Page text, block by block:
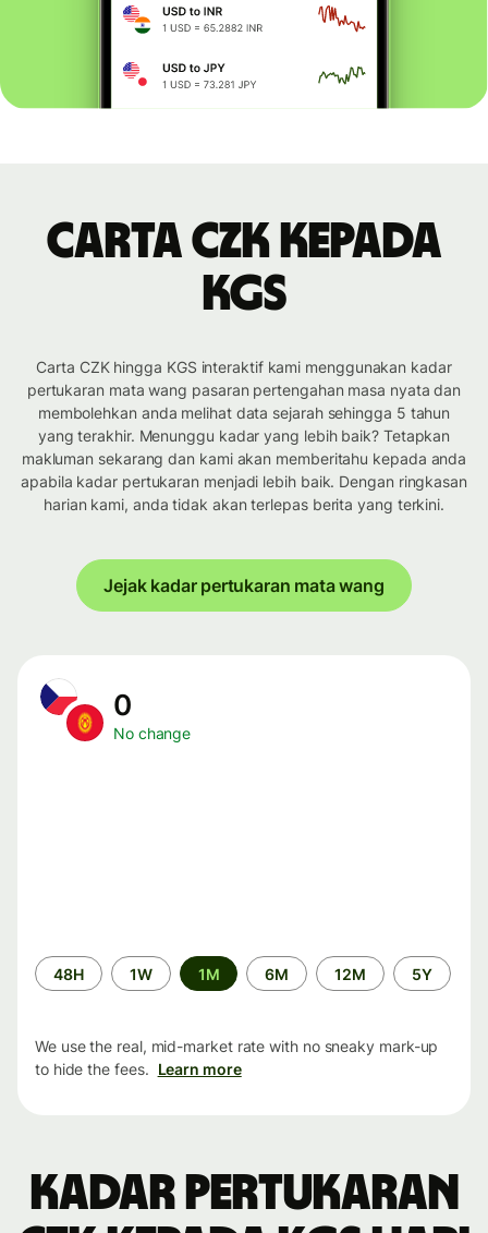
Carta CZK kepada
KGS
Carta CZK hingga KGS interaktif kami menggunakan kadar
pertukaran mata wang pasaran pertengahan masa nyata dan
membolehkan anda melihat data sejarah sehingga 5 tahun
yang terakhir. Menunggu kadar yang lebih baik? Tetapkan
makluman sekarang dan kami akan memberitahu kepada anda
apabila kadar pertukaran menjadi lebih baik. Dengan ringkasan
harian kami, anda tidak akan terlepas berita yang terkini.
Jejak kadar pertukaran mata wang
0
No change
Time
period
48H 1W 1M 6M 12M 5Y
We use the real, mid-market rate with no sneaky mark-up
to hide the fees. Learn more
Kadar pertukaran